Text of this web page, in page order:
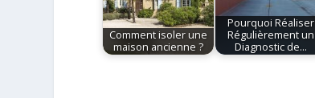
Comment isoler une
maison ancienne ?
Pourquoi Réaliser
Régulièrement un
Diagnostic de…